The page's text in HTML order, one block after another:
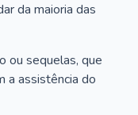
da maioria das
ou sequelas, que
a assistência do